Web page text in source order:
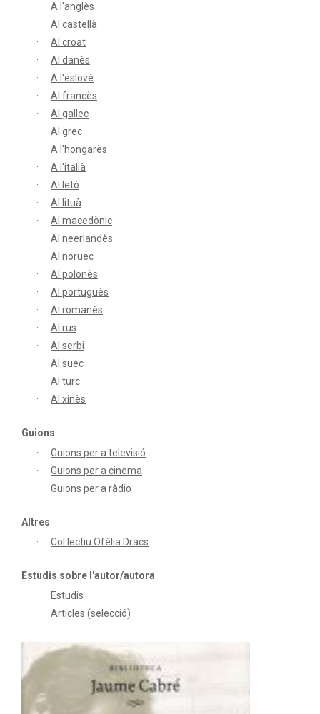
A l'anglès
Al castellà
Al croat
Al danès
A l'eslovè
Al francès
Al gallec
Al grec
A l'hongarès
A l'italià
Al letó
Al lituà
Al macedònic
Al neerlandès
Al noruec
Al polonès
Al portuguès
Al romanès
Al rus
Al serbi
Al suec
Al turc
Al xinès
Guions
Guions per a televisió
Guions per a cinema
Guions per a ràdio
Altres
Col·lectiu Ofèlia Dracs
Estudis sobre l'autor/autora
Estudis
Articles (selecció)